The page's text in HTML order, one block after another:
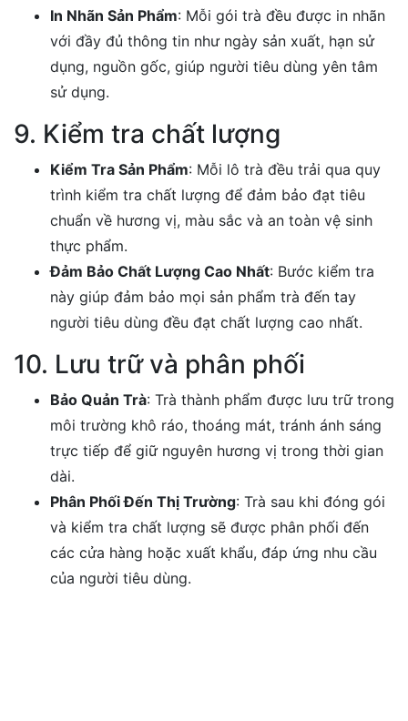
In Nhãn Sản Phẩm: Mỗi gói trà đều được in nhãn
với đầy đủ thông tin như ngày sản xuất, hạn sử
dụng, nguồn gốc, giúp người tiêu dùng yên tâm
sử dụng.
9. Kiểm tra chất lượng
Kiểm Tra Sản Phẩm: Mỗi lô trà đều trải qua quy
trình kiểm tra chất lượng để đảm bảo đạt tiêu
chuẩn về hương vị, màu sắc và an toàn vệ sinh
thực phẩm.
Đảm Bảo Chất Lượng Cao Nhất: Bước kiểm tra
này giúp đảm bảo mọi sản phẩm trà đến tay
người tiêu dùng đều đạt chất lượng cao nhất.
10. Lưu trữ và phân phối
Bảo Quản Trà: Trà thành phẩm được lưu trữ trong
môi trường khô ráo, thoáng mát, tránh ánh sáng
trực tiếp để giữ nguyên hương vị trong thời gian
dài.
Phân Phối Đến Thị Trường: Trà sau khi đóng gói
và kiểm tra chất lượng sẽ được phân phối đến
các cửa hàng hoặc xuất khẩu, đáp ứng nhu cầu
của người tiêu dùng.